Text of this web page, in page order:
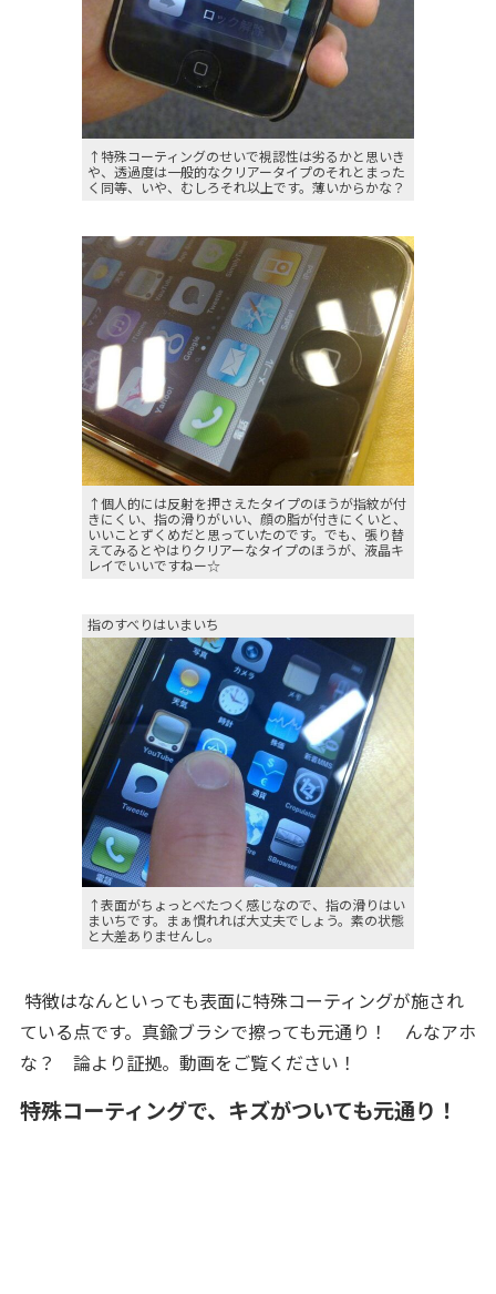
↑特殊コーティングのせいで視認性は劣るかと思いき
や、透過度は一般的なクリアータイプのそれとまった
く同等、いや、むしろそれ以上です。薄いからかな？
↑個人的には反射を押さえたタイプのほうが指紋が付
きにくい、指の滑りがいい、顔の脂が付きにくいと、
いいことずくめだと思っていたのです。でも、張り替
えてみるとやはりクリアーなタイプのほうが、液晶キ
レイでいいですねー☆
指のすべりはいまいち
↑表面がちょっとべたつく感じなので、指の滑りはい
まいちです。まぁ慣れれば大丈夫でしょう。素の状態
と大差ありませんし。
特徴はなんといっても表面に特殊コーティングが施され
ている点です。真鍮ブラシで擦っても元通り！ んなアホ
な？ 論より証拠。動画をご覧ください！
特殊コーティングで、キズがついても元通り！